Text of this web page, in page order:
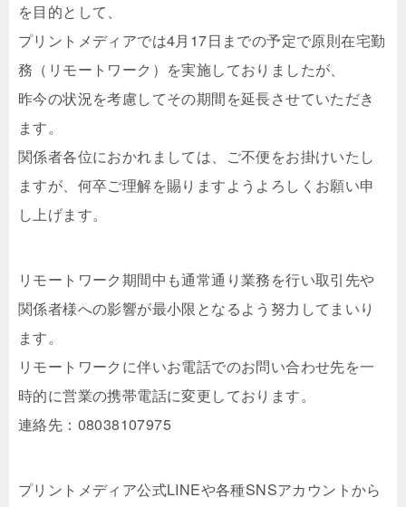
を目的として、
プリントメディアでは4月17日までの予定で原則在宅勤
務（リモートワーク）を実施しておりましたが、
昨今の状況を考慮してその期間を延長させていただき
ます。
関係者各位におかれましては、ご不便をお掛けいたし
ますが、何卒ご理解を賜りますようよろしくお願い申
し上げます。
リモートワーク期間中も通常通り業務を行い取引先や
関係者様への影響が最小限となるよう努力してまいり
ます。
リモートワークに伴いお電話でのお問い合わせ先を一
時的に営業の携帯電話に変更しております。
連絡先：08038107975
プリントメディア公式LINEや各種SNSアカウントから